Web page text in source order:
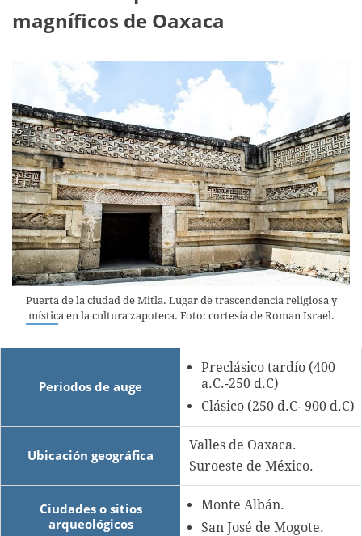
magníficos de Oaxaca
Puerta de la ciudad de Mitla. Lugar de trascendencia religiosa y
mística en la cultura zapoteca. Foto: cortesía de Roman Israel.
Periodos de auge
Preclásico tardío (400
a.C.-250 d.C)
Clásico (250 d.C- 900 d.C)
Ubicación geográfica
Valles de Oaxaca.
Suroeste de México.
Ciudades o sitios
arqueológicos
Monte Albán.
San José de Mogote.